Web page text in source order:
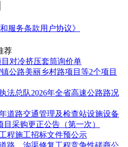
和服务条款用户协议》
荐
对冷挤压套筒询价单
公路美丽乡村路项目等2个项目
法总队2026年全省高速公路路况
道路交通管理及检查站设施设备
采购更正公告（第一次）
程施工招标文件预公示